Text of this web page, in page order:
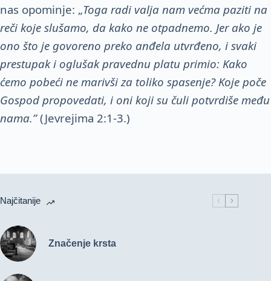
nas opominje: „Toga radi valja nam većma paziti na
reči koje slušamo, da kako ne otpadnemo. Jer ako je
ono što je govoreno preko anđela utvrđeno, i svaki
prestupak i oglušak pravednu platu primio: Kako
ćemo pobeći ne marivši za toliko spasenje? Koje poče
Gospod propovedati, i oni koji su čuli potvrdiše među
nama.”(Jevrejima 2:1-3.)
Najčitanije
Značenje krsta